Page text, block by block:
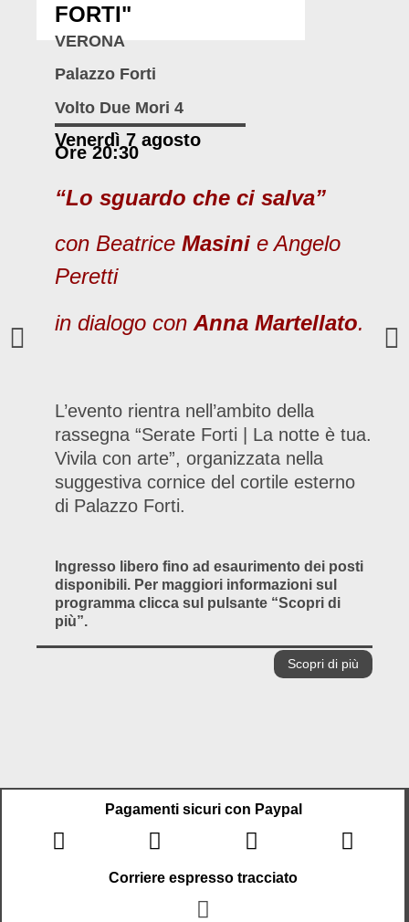
FORTI"
VERONA
Palazzo Forti
Volto Due Mori 4
Venerdì 7 agosto
Ore 20:30
“Lo sguardo che ci salva”
con Beatrice Masini e Angelo
Peretti
in dialogo con Anna Martellato.
L’evento rientra nell’ambito della
rassegna “Serate Forti | La notte è tua.
Vivila con arte”, organizzata nella
suggestiva cornice del cortile esterno
di Palazzo Forti.
Ingresso libero fino ad esaurimento dei posti
disponibili. Per maggiori informazioni sul
programma clicca sul pulsante “Scopri di
più”.
Scopri di più
Pagamenti sicuri con Paypal
Corriere espresso tracciato